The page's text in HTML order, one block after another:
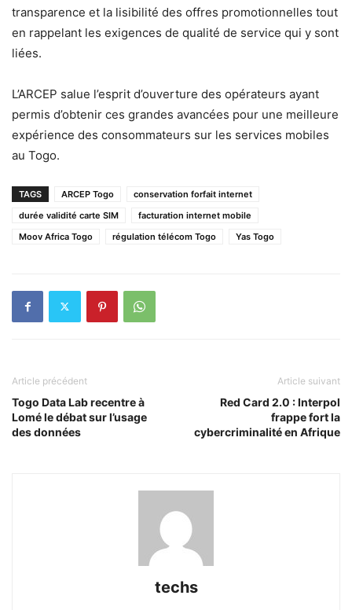
transparence et la lisibilité des offres promotionnelles tout
en rappelant les exigences de qualité de service qui y sont
liées.
L’ARCEP salue l’esprit d’ouverture des opérateurs ayant
permis d’obtenir ces grandes avancées pour une meilleure
expérience des consommateurs sur les services mobiles
au Togo.
TAGS ARCEP Togo
conservation forfait internet
durée validité carte SIM
facturation internet mobile
Moov Africa Togo
régulation télécom Togo Yas Togo
Article précédent
Togo Data Lab recentre à
Lomé le débat sur l’usage
des données
Article suivant
Red Card 2.0 : Interpol
frappe fort la
cybercriminalité en Afrique
techs